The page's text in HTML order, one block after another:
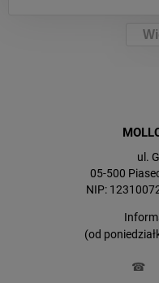
ul.
05-500
NIP:
(od
☎